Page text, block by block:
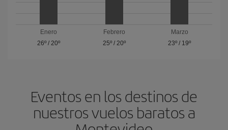
Enero
26º/ 20º
Febrero
25º/ 20º
Marzo
23º / 19º
Eventos en los destinos de
nuestros vuelos baratos a